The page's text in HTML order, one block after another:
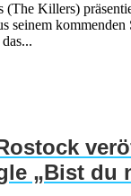
(The Killers)
seinem
„Bist du